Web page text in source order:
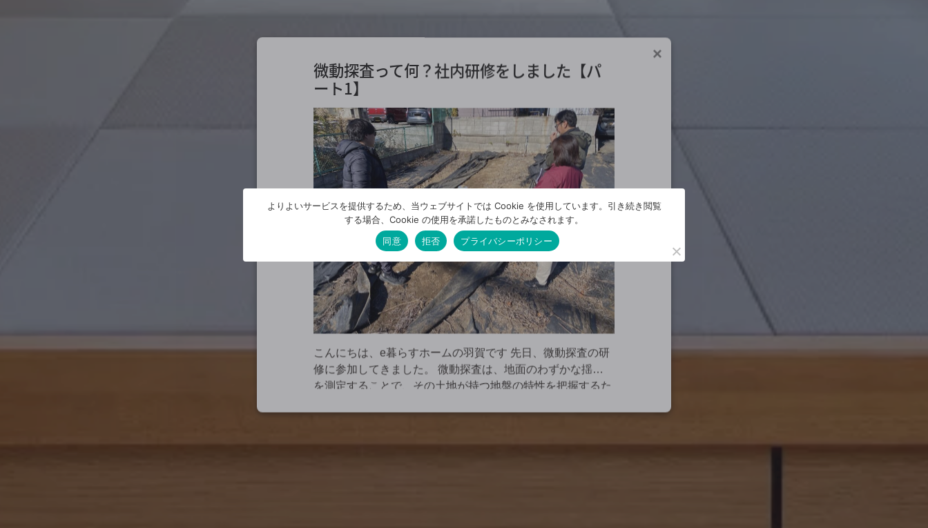
微動探査って何？社内研修をしました【パ
ート1】
こんにちは、e暮らすホームの羽賀です 先日、微動探査の研
修に参加してきました。 微動探査は、地面のわずかな揺れ
を測定することで、その土地が持つ地盤の特性を把握するた
×
よりよいサービスを提供するため、当ウェブサイトでは Cookie を使用しています。引き続き閲覧
する場合、Cookie の使用を承諾したものとみなされます。
同意
拒否 プライバシーポリシー